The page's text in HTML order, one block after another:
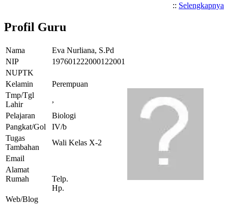
:: Selengkapnya
Profil Guru
Nama
Eva Nurliana, S.Pd
NIP
197601222000122001
NUPTK
Kelamin
Perempuan
Tmp/Tgl
Lahir
,
Pelajaran
Biologi
Pangkat/Gol
IV/b
Tugas
Tambahan
Wali Kelas X-2
Email
Alamat
Rumah
Telp.
Hp.
Web/Blog